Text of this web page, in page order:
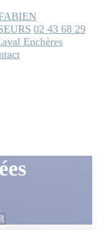
02 43 68 29
Enchères